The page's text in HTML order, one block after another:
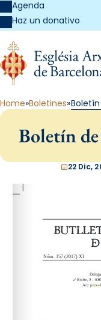
Agenda
Haz un donativo
Home Boletines
Boletín
22 Dic,
A/e: